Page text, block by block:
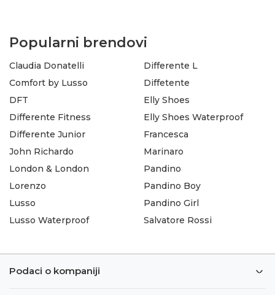
Popularni brendovi
Claudia Donatelli
Comfort by Lusso
DFT
Differente Fitness
Differente Junior
Differente L
Diffetente
Elly Shoes
Elly Shoes Waterproof
Francesca
John Richardo
London & London
Lorenzo
Lusso
Lusso Waterproof
Marinaro
Pandino
Pandino Boy
Pandino Girl
Salvatore Rossi
Podaci o kompaniji